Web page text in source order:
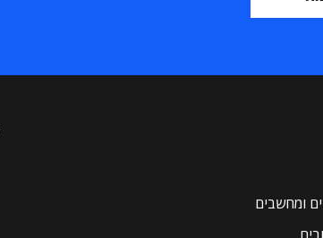
ומחשבים